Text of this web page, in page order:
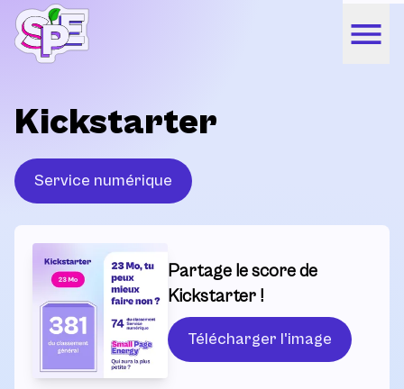
Kickstarter
Service numérique
Partage le score de
Kickstarter !
Télécharger l'image